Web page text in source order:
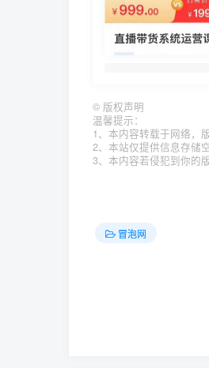
© 版权声明
温馨提示：
1、本内容转载于网络，
2、本站仅提供信息存储
3、本内容若侵犯到你的
冒泡网